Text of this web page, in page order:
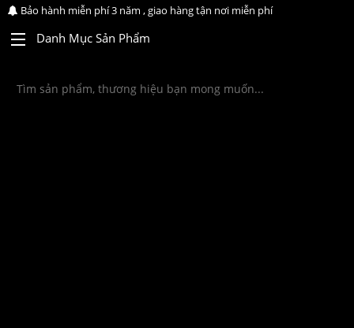
Bảo hành miễn phí 3 năm , giao hàng tận nơi miễn phí
Danh Mục Sản Phẩm